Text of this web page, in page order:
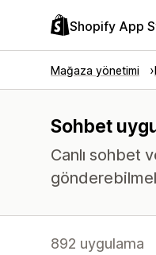
Shopify App
Mağaza yönetimi
Sohbet
Canlı sohbet
892 uygulama